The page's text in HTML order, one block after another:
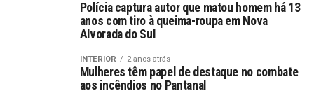
Polícia captura autor que matou homem há 13
anos com tiro à queima-roupa em Nova
Alvorada do Sul
INTERIOR 2 anos atrás
Mulheres têm papel de destaque no combate
aos incêndios no Pantanal